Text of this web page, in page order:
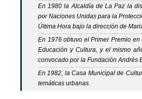
En 1980 la Alcaldía de La Paz la
por Naciones Unidas para la
Última Hora bajo la dirección de
En 1976 obtuvo el Primer Premio
Educación y Cultura, y el mismo
convocado por la Fundación Andrés
En 1982, la Casa Municipal de
temáticas urbanas.